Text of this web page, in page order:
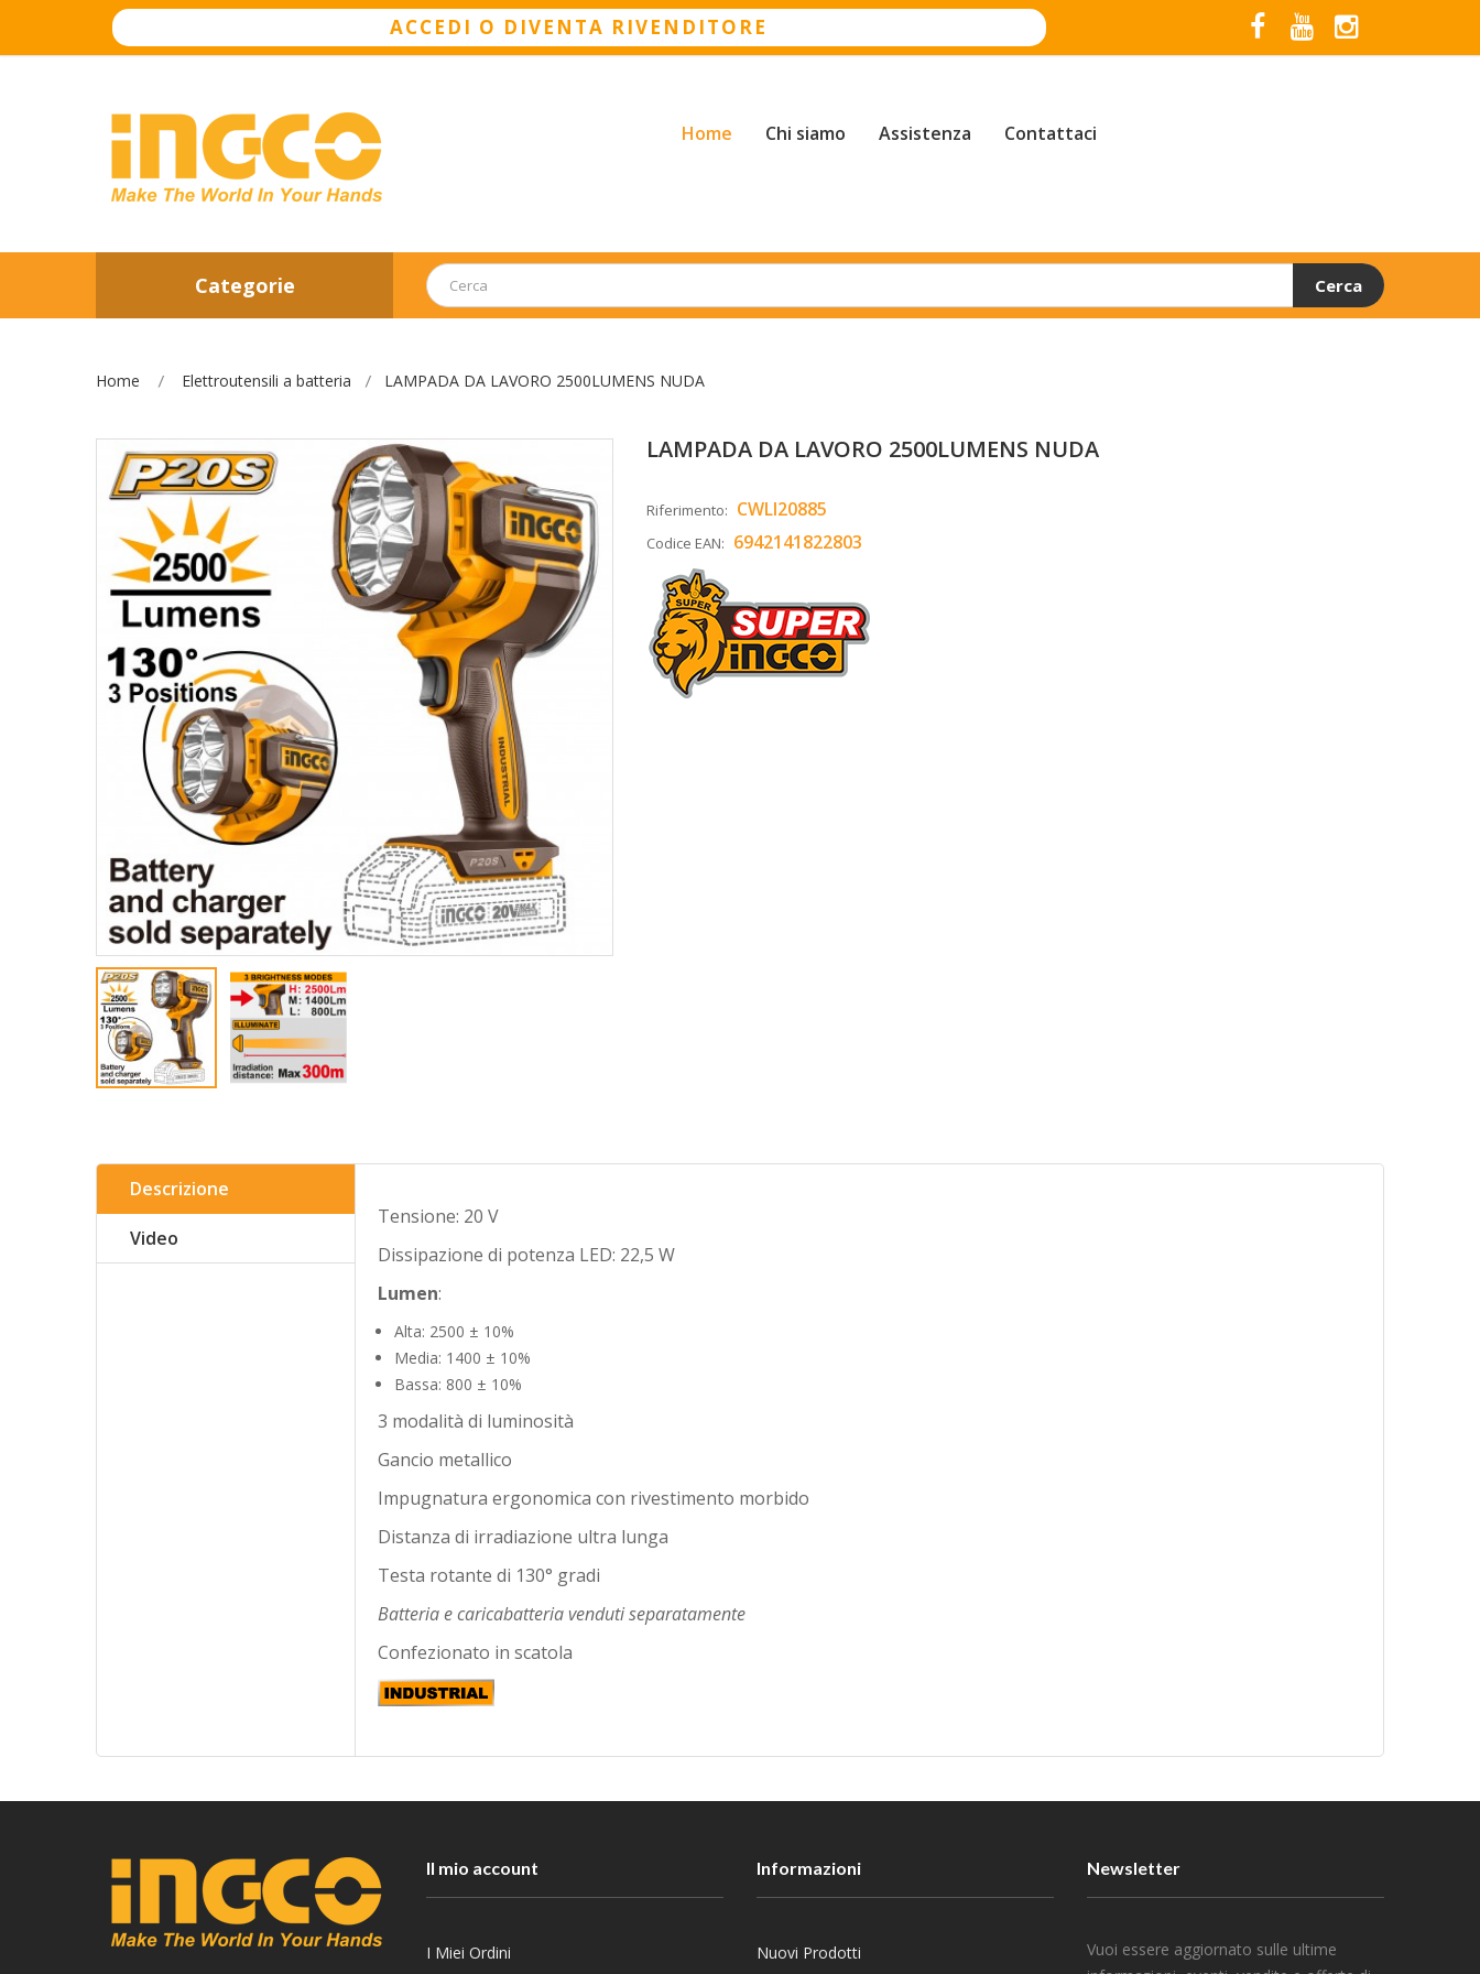
ACCEDI O DIVENTA RIVENDITORE
Home Chi siamo Assistenza Contattaci
Categorie Cerca
Home Elettroutensili a batteria LAMPADA DA LAVORO 2500LUMENS NUDA
LAMPADA DA LAVORO 2500LUMENS NUDA
Riferimento: CWLI20885
Codice EAN: 6942141822803
Descrizione
Video
Tensione: 20 V
Dissipazione di potenza LED: 22,5 W
Lumen:
Alta: 2500 ± 10%
Media: 1400 ± 10%
Bassa: 800 ± 10%
3 modalità di luminosità
Gancio metallico
Impugnatura ergonomica con rivestimento morbido
Distanza di irradiazione ultra lunga
Testa rotante di 130° gradi
Batteria e caricabatteria venduti separatamente
Confezionato in scatola
Il mio account
I Miei Ordini
Informazioni
Nuovi Prodotti
Newsletter
Vuoi essere aggiornato sulle ultime